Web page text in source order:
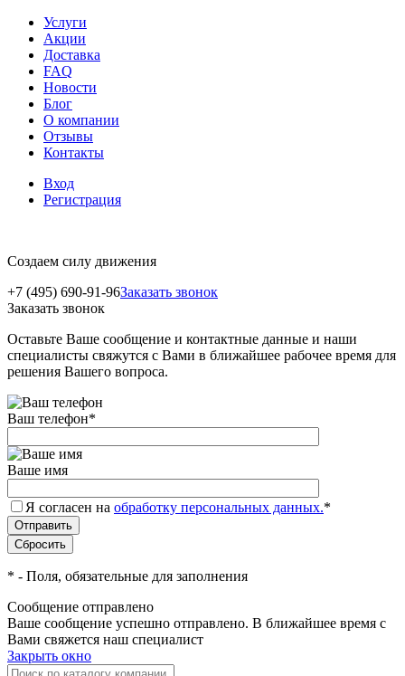
Услуги
Акции
Доставка
FAQ
Новости
Блог
О компании
Отзывы
Контакты
Вход
Регистрация
Создаем силу движения
+7 (495) 690-91-96Заказать звонок
Заказать звонок
Оставьте Ваше сообщение и контактные данные и наши
специалисты свяжутся с Вами в ближайшее рабочее время для
решения Вашего вопроса.
Ваш телефон*
Ваше имя
Я согласен на обработку персональных данных.*
* - Поля, обязательные для заполнения
Сообщение отправлено
Ваше сообщение успешно отправлено. В ближайшее время с
Вами свяжется наш специалист
Закрыть окно